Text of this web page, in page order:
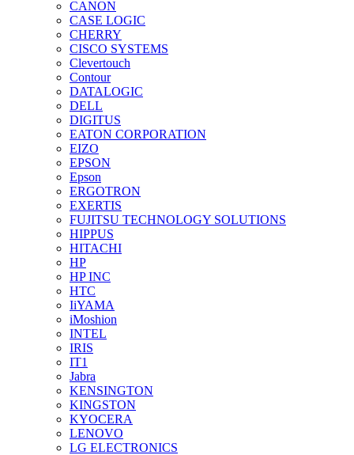
CANON
CASE LOGIC
CHERRY
CISCO SYSTEMS
Clevertouch
Contour
DATALOGIC
DELL
DIGITUS
EATON CORPORATION
EIZO
EPSON
Epson
ERGOTRON
EXERTIS
FUJITSU TECHNOLOGY SOLUTIONS
HIPPUS
HITACHI
HP
HP INC
HTC
IiYAMA
iMoshion
INTEL
IRIS
IT1
Jabra
KENSINGTON
KINGSTON
KYOCERA
LENOVO
LG ELECTRONICS